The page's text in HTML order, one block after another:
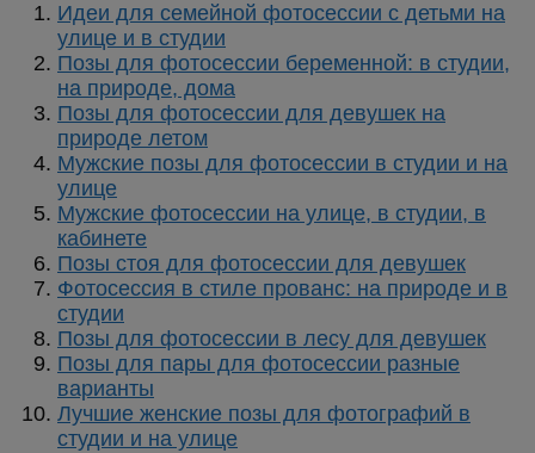
Идеи для семейной фотосессии с детьми на
улице и в студии
Позы для фотосессии беременной: в студии,
на природе, дома
Позы для фотосессии для девушек на
природе летом
Мужские позы для фотосессии в студии и на
улице
Мужские фотосессии на улице, в студии, в
кабинете
Позы стоя для фотосессии для девушек
Фотосессия в стиле прованс: на природе и в
студии
Позы для фотосессии в лесу для девушек
Позы для пары для фотосессии разные
варианты
Лучшие женские позы для фотографий в
студии и на улице